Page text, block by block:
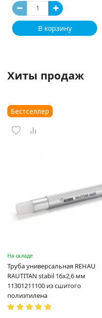
В корзину
Хиты продаж
Бестселлер
На складе
Труба универсальная REHAU
RAUTITAN stabil 16х2,6 мм
11301211100 из сшитого
полиэтилена